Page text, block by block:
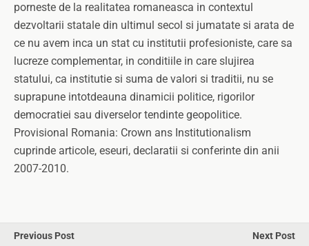
porneste de la realitatea romaneasca in contextul
dezvoltarii statale din ultimul secol si jumatate si arata de
ce nu avem inca un stat cu institutii profesioniste, care sa
lucreze complementar, in conditiile in care slujirea
statului, ca institutie si suma de valori si traditii, nu se
suprapune intotdeauna dinamicii politice, rigorilor
democratiei sau diverselor tendinte geopolitice.
Provisional Romania: Crown ans Institutionalism
cuprinde articole, eseuri, declaratii si conferinte din anii
2007-2010.
Previous Post
Next Post